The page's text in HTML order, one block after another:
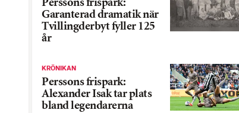
Perssons frispark:
Garanterad dramatik när
Tvillingderbyt fyller 125
år
KRÖNIKAN
Perssons frispark:
Alexander Isak tar plats
bland legendarerna